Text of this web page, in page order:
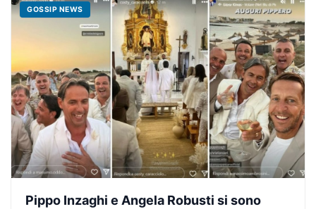
GOSSIP NEWS
Pippo Inzaghi e Angela Robusti si sono